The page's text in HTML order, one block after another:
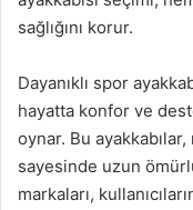
sağlığını korur.
Dayanıklı spor
hayatta konfor ve
oynar. Bu
sayesinde uzun
markaları,